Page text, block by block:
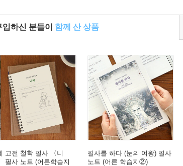
하신 분들이 함께 산 상품
고전 철학 필사 〈니
필사 노트 (어른학습지
필사를 하다 (눈의 여왕) 필사
노트 (어른 학습지②)